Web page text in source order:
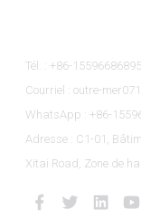
Tél. : +86-15596686895
Courriel : outre-
WhatsApp : +86-
Adresse : C1-01,
Xitai Road, Zone de